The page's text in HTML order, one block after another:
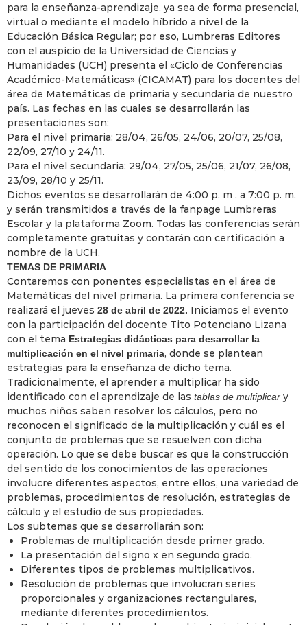
para la enseñanza-aprendizaje, ya sea de forma presencial,
virtual o mediante el modelo híbrido a nivel de la
Educación Básica Regular; por eso, Lumbreras Editores
con el auspicio de la Universidad de Ciencias y
Humanidades (UCH) presenta el «Ciclo de Conferencias
Académico-Matemáticas» (CICAMAT) para los docentes del
área de Matemáticas de primaria y secundaria de nuestro
país. Las fechas en las cuales se desarrollarán las
presentaciones son:
Para el nivel primaria: 28/04, 26/05, 24/06, 20/07, 25/08,
22/09, 27/10 y 24/11.
Para el nivel secundaria: 29/04, 27/05, 25/06, 21/07, 26/08,
23/09, 28/10 y 25/11.
Dichos eventos se desarrollarán de 4:00 p. m . a 7:00 p. m.
y serán transmitidos a través de la fanpage Lumbreras
Escolar y la plataforma Zoom. Todas las conferencias serán
completamente gratuitas y contarán con certificación a
nombre de la UCH.
TEMAS DE PRIMARIA
Contaremos con ponentes especialistas en el área de
Matemáticas del nivel primaria. La primera conferencia se
realizará el jueves 28 de abril de 2022. Iniciamos el evento
con la participación del docente Tito Potenciano Lizana
con el tema Estrategias didácticas para desarrollar la
multiplicación en el nivel primaria, donde se plantean
estrategias para la enseñanza de dicho tema.
Tradicionalmente, el aprender a multiplicar ha sido
identificado con el aprendizaje de las tablas de multiplicar y
muchos niños saben resolver los cálculos, pero no
reconocen el significado de la multiplicación y cuál es el
conjunto de problemas que se resuelven con dicha
operación. Lo que se debe buscar es que la construcción
del sentido de los conocimientos de las operaciones
involucre diferentes aspectos, entre ellos, una variedad de
problemas, procedimientos de resolución, estrategias de
cálculo y el estudio de sus propiedades.
Los subtemas que se desarrollarán son:
Problemas de multiplicación desde primer grado.
La presentación del signo x en segundo grado.
Diferentes tipos de problemas multiplicativos.
Resolución de problemas que involucran series
proporcionales y organizaciones rectangulares,
mediante diferentes procedimientos.